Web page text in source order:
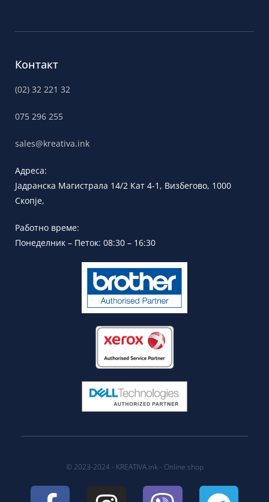
Контакт
(02) 32 221 32
075 296 255
sales@kreativa.ink
Адреса:
Јадранска Магистрала 14/2 Кат 4-1, Визбегово, 1000
Скопје,
Работно време:
Понеделник – Петок: 08:30 – 16:30
© 2023-2024 - KREATIVA.ink - Online shop